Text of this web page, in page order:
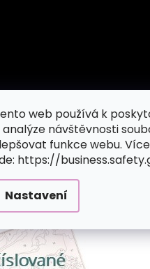
web používá k
analýze návštěvnosti
funkce webu.
https://
Nastavení
.
čísel obsahuje: